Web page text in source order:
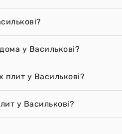
у Василькові?
плит у Василькові?
у Василькові?